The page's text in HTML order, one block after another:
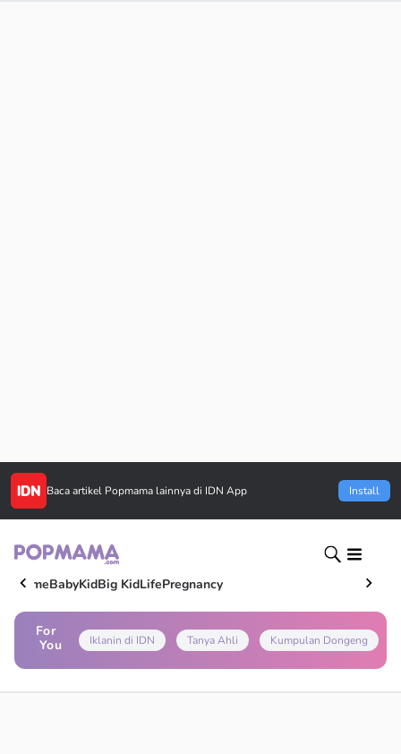
Baca artikel Popmama lainnya di IDN App Install
HomeBabyKidBig KidLifePregnancy
For
You
Iklanin di IDN Tanya Ahli Kumpulan Dongeng